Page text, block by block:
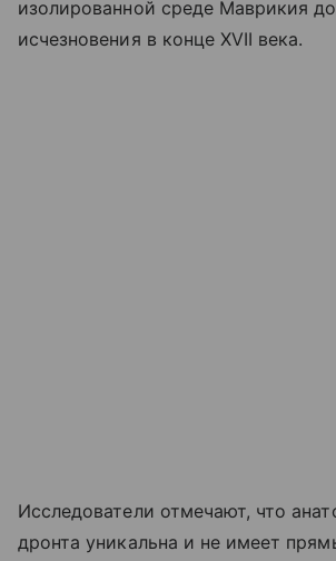
изолированной среде Маврикия
исчезновения в конце XVII века.
Исследователи отмечают, что
дронта уникальна и не имеет